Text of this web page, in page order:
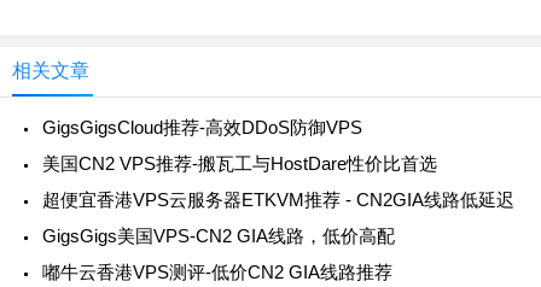
相关文章
GigsGigsCloud推荐-高效DDoS防御VPS
美国CN2 VPS推荐-搬瓦工与HostDare性价比首选
超便宜香港VPS云服务器ETKVM推荐 - CN2GIA线路低延迟
GigsGigs美国VPS-CN2 GIA线路，低价高配
嘟牛云香港VPS测评-低价CN2 GIA线路推荐